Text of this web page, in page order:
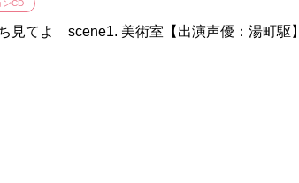
ンCD
見てよ scene1. 美術室【出演声優：湯町駆】